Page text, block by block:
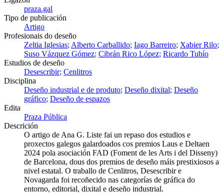
praza.gal
Tipo de publicación
Artigo
Profesionais do deseño
Zeltia Iglesias Alberto Carballido Iago Barreiro Xabier Rilo
Suso Vázquez Gómez Cibrán Rico López Ricardo Tubío
Estudios de deseño
Desescribir Cenlitros
Disciplina
Deseño industrial e de produto Deseño dixital Deseño
gráfico Deseño de espazos
Edita
Praza Pública
Descrición
O artigo de Ana G. Liste fai un repaso dos estudios e
proxectos galegos galardoados cos premios Laus e Deltaen
2024 pola asociación FAD (Foment de les Arts i del Disseny)
de Barcelona, dous dos premios de deseño máis prestixiosos a
nivel estatal. O traballo de Cenlitros, Desescribir e
Novagarda foi recoñecido nas categorías de gráfica do
entorno, editorial, dixital e deseño industrial.